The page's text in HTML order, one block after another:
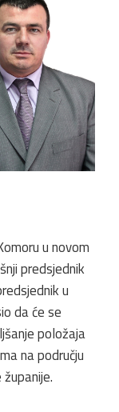
u novom
predsjednik
u
da će se
položaja
na području